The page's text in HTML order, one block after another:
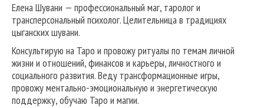
Елена Шувани — профессиональный маг, таролог и
трансперсональный психолог. Целительница в традициях
цыганских шувани.
Консультирую на Таро и провожу ритуалы по темам личной
жизни и отношений, финансов и карьеры, личностного и
социального развития. Веду трансформационные игры,
провожу ментально-эмоциональную и энергетическую
поддержку, обучаю Таро и магии.